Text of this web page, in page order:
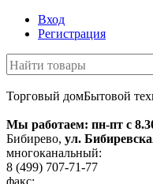
Вход
Регистрация
Торговый домБытовой
Мы работаем: пн-пт с
Бибирево, ул.
многоканальный:
8 (499) 707-71-77
факс: